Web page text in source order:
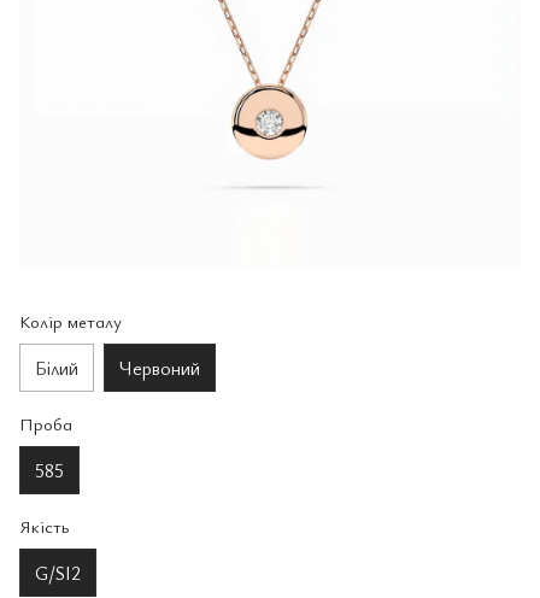
Колір металу
Білий Червоний
Проба
585
Якість
G/SI2